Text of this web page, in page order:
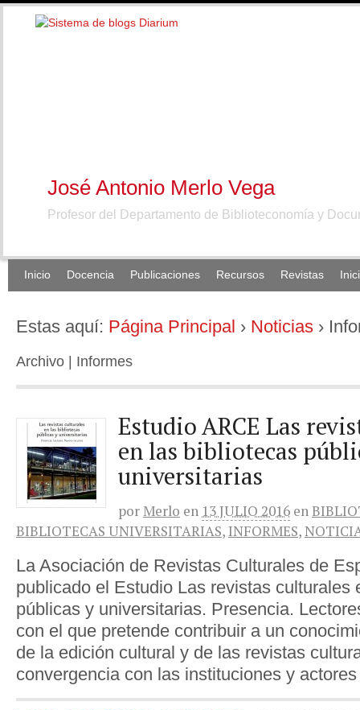
José Antonio Merlo Vega
Profesor del Departamento de Biblioteconomía y
Inicio Docencia Publicaciones Recursos Revistas
Estas aquí: Página Principal › Noticias ›
Archivo | Informes
Estudio ARCE Las
en las bibliotecas
universitarias
por Merlo en 13 JULIO 2016 en
BIBLIOTECAS UNIVERSITARIAS,INFORMES,
La Asociación de Revistas Culturales de
publicado el Estudio Las revistas culturales
públicas y universitarias. Presencia.
con el que pretende contribuir a un
de la edición cultural y de las revistas
convergencia con las instituciones y